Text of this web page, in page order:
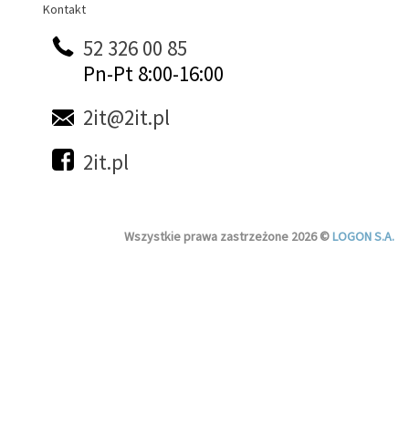
Kontakt
Kontakt
52 326 00 85
Pn-Pt 8:00-16:00
2it@2it.pl
2it.pl
Wszystkie prawa zastrzeżone 2026 ©LOGON S.A.